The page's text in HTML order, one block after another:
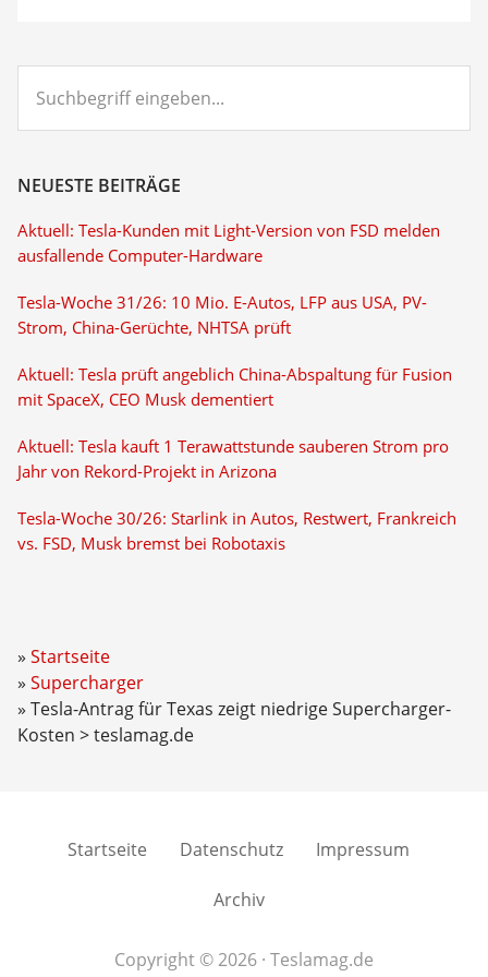
eingeben...
NEUESTE BEITRÄGE
Aktuell: Tesla-Kunden mit Light-Version von FSD melden
ausfallende Computer-Hardware
Tesla-Woche 31/26: 10 Mio. E-Autos, LFP aus USA, PV-
Strom, China-Gerüchte, NHTSA prüft
Aktuell: Tesla prüft angeblich China-Abspaltung für Fusion
mit SpaceX, CEO Musk dementiert
Aktuell: Tesla kauft 1 Terawattstunde sauberen Strom pro
Jahr von Rekord-Projekt in Arizona
Tesla-Woche 30/26: Starlink in Autos, Restwert, Frankreich
vs. FSD, Musk bremst bei Robotaxis
Startseite
Supercharger
Tesla-Antrag für Texas zeigt niedrige Supercharger-
Kosten > teslamag.de
Startseite Datenschutz Impressum
Archiv
Copyright © 2026 · Teslamag.de